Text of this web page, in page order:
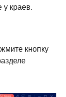
краев.
кнопку